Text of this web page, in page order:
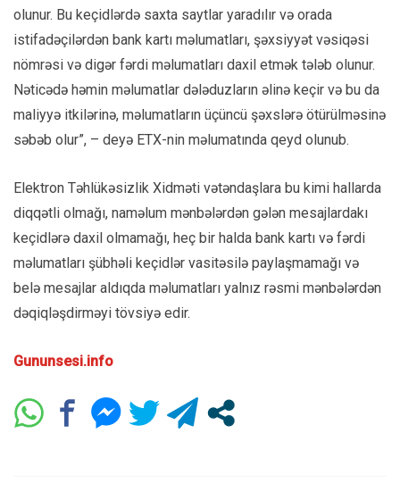
olunur. Bu keçidlərdə saxta saytlar yaradılır və orada
istifadəçilərdən bank kartı məlumatları, şəxsiyyət vəsiqəsi
nömrəsi və digər fərdi məlumatları daxil etmək tələb olunur.
Nəticədə həmin məlumatlar dələduzların əlinə keçir və bu da
maliyyə itkilərinə, məlumatların üçüncü şəxslərə ötürülməsinə
səbəb olur”, – deyə ETX-nin məlumatında qeyd olunub.
Elektron Təhlükəsizlik Xidməti vətəndaşlara bu kimi hallarda
diqqətli olmağı, naməlum mənbələrdən gələn mesajlardakı
keçidlərə daxil olmamağı, heç bir halda bank kartı və fərdi
məlumatları şübhəli keçidlər vasitəsilə paylaşmamağı və
belə mesajlar aldıqda məlumatları yalnız rəsmi mənbələrdən
dəqiqləşdirməyi tövsiyə edir.
Gununsesi.info